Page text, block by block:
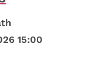
15:00